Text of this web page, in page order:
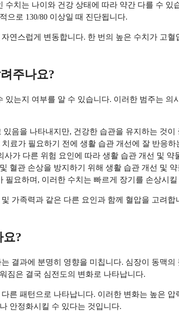
수치는 나이와 건강 상태에 따라 약간 다를 수
으로 130/80 이상일 때 진단됩니다.
연스럽게 변동합니다. 한 번의 높은 수치가 고
주나요?
는지 여부를 알 수 있습니다. 이러한 범주는
음을 나타내지만, 건강한 습관을 유지하는 것이
료가 필요하기 전에 생활 습관 개선에 잘 반응
사가 다른 위험 요인에 따라 생활 습관 개선 및
혈관 손상을 방지하기 위해 생활 습관 개선 및
필요하며, 이러한 수치는 빠르게 장기를 손상시
가족력과 같은 다른 요인과 함께 혈압을 고려
요?
결과에 분명히 영향을 미칩니다. 심장이 동맥
짐은 결국 심전도의 변화로 나타납니다.
른 패턴으로 나타납니다. 이러한 변화는 높은
안정화시킬 수 있다는 것입니다.